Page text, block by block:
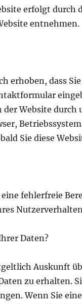
erfolgt durch
entnehmen.
erhoben, dass
Website durch
Sie diese
fehlerfreie
Daten?
Auskunft
zu erhalten.
Wenn Sie